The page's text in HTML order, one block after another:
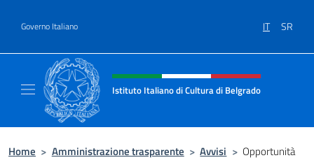
Governo Italiano IT SR
Intestazione sito, social e menù
Istituto Italiano di Cultura di Belgrado
Home > Amministrazione trasparente > Avvisi > Opportunità